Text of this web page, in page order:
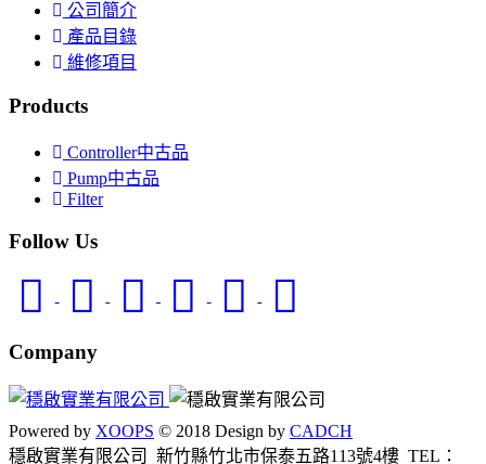
公司簡介
產品目錄
維修項目
Products
Controller中古品
Pump中古品
Filter
Follow Us
Company
Powered by XOOPS © 2018 Design by CADCH
穩啟實業有限公司 新竹縣竹北市保泰五路113號4樓 TEL：